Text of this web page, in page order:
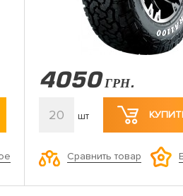
4050 ГРН.
20 шт
Сравнить товар